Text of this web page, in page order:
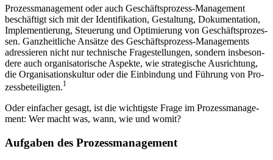
Pro­zess­ma­nage­ment oder auch Geschäfts­pro­zess-Manage­ment
beschäf­tigt sich mit der Iden­ti­fi­ka­ti­on, Gestal­tung, Doku­men­ta­ti­on,
Imple­men­tie­rung, Steue­rung und Opti­mie­rung von Geschäfts­pro­zes­
sen. Ganz­heit­li­che Ansät­ze des Geschäfts­pro­zess-Manage­ments
adres­sie­ren nicht nur tech­ni­sche Fra­ge­stel­lun­gen, son­dern ins­be­son­
de­re auch orga­ni­sa­to­ri­sche Aspek­te, wie stra­te­gi­sche Aus­rich­tung,
die Orga­ni­sa­ti­ons­kul­tur oder die Ein­bin­dung und Füh­rung von Pro­
zess­be­tei­lig­ten.1
Oder ein­fa­cher gesagt, ist die wich­tigs­te Fra­ge im Pro­zess­ma­nage­
ment: Wer macht was, wann, wie und womit?
Auf­ga­ben des Pro­zess­ma­nage­ment